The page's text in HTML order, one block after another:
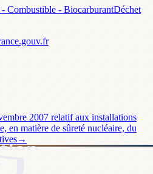
Combustible - BiocarburantDéchet
2007 relatif aux installations
en matière de sûreté nucléaire, du
→